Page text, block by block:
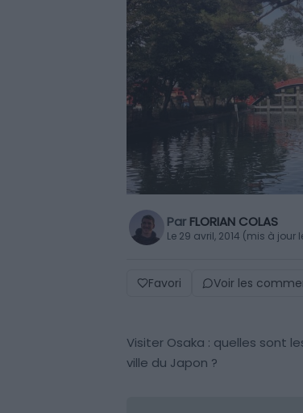
Par FLORIAN COLAS
Le 29 avril, 2014 (mis à jour
Favori Voir les
Visiter Osaka : quelles sont
ville du Japon ?